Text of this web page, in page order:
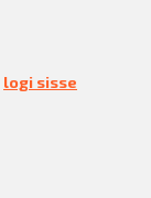
logi sisse